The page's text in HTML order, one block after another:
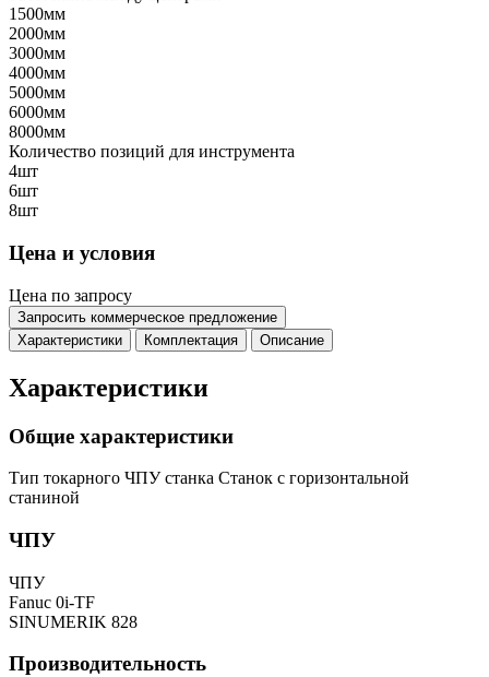
1500мм
2000мм
3000мм
4000мм
5000мм
6000мм
8000мм
Количество позиций для инструмента
4шт
6шт
8шт
Цена и условия
Цена по запросу
Запросить коммерческое предложение
Характеристики
Комплектация Описание
Характеристики
Общие характеристики
Тип токарного ЧПУ станка Станок с горизонтальной
станиной
ЧПУ
ЧПУ
Fanuc 0i-TF
SINUMERIK 828
Производительность